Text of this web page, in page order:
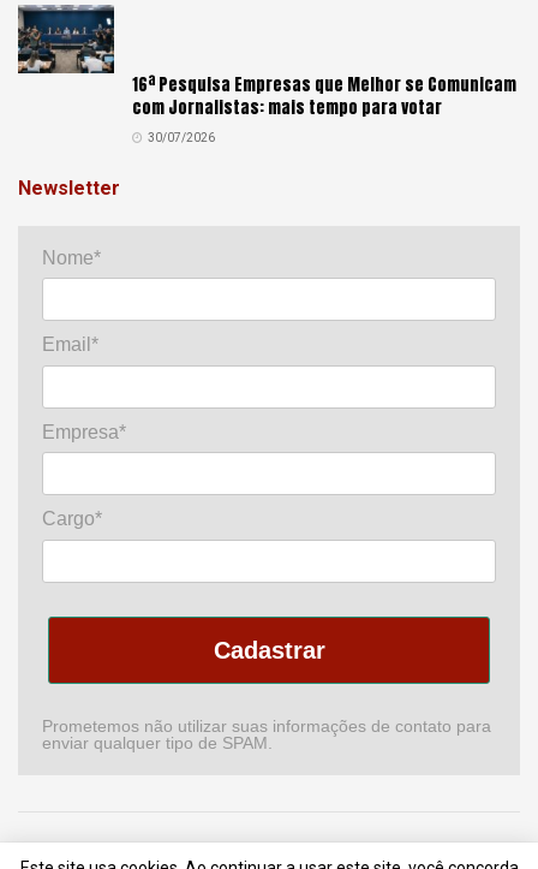
16ª Pesquisa Empresas que Melhor se Comunicam
com Jornalistas: mais tempo para votar
30/07/2026
Newsletter
Nome*
Email*
Empresa*
Cargo*
Cadastrar
Prometemos não utilizar suas informações de contato para
enviar qualquer tipo de SPAM.